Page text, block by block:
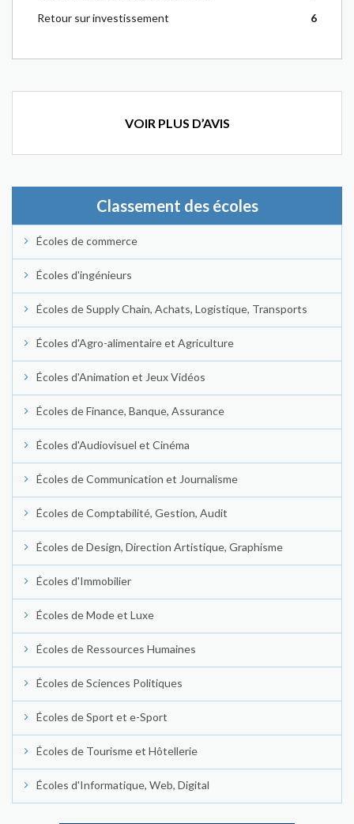
Retour sur investissement
6
VOIR PLUS D’AVIS
Classement des écoles
Écoles de commerce
Écoles d'ingénieurs
Écoles de Supply Chain, Achats, Logistique, Transports
Écoles d'Agro-alimentaire et Agriculture
Écoles d'Animation et Jeux Vidéos
Écoles de Finance, Banque, Assurance
Écoles d'Audiovisuel et Cinéma
Écoles de Communication et Journalisme
Écoles de Comptabilité, Gestion, Audit
Écoles de Design, Direction Artistique, Graphisme
Écoles d'Immobilier
Écoles de Mode et Luxe
Écoles de Ressources Humaines
Écoles de Sciences Politiques
Écoles de Sport et e-Sport
Écoles de Tourisme et Hôtellerie
Écoles d'Informatique, Web, Digital